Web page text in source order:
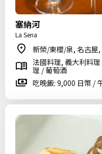
塞納河
La Sena
新榮/東櫻/泉, 名古屋,
法國料理, 義大利料
理 / 葡萄酒
吃晚飯: 9,000 日幣 /